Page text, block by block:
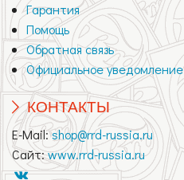
Гарантия
Помощь
Обратная связь
Официальное уведомление
КОНТАКТЫ
E-Mail:shop@rrd-russia.ru
Сайт:www.rrd-russia.ru